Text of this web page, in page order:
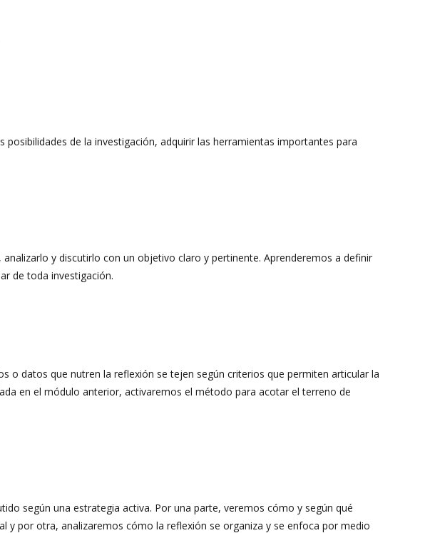
de la investigación, adquirir las herramientas importantes para
y discutirlo con un objetivo claro y pertinente. Aprenderemos a definir
de toda investigación.
o datos que nutren la reflexión se tejen según criterios que permiten articular la
en el módulo anterior, activaremos el método para acotar el terreno de
según una estrategia activa. Por una parte, veremos cómo y según qué
y por otra, analizaremos cómo la reflexión se organiza y se enfoca por medio